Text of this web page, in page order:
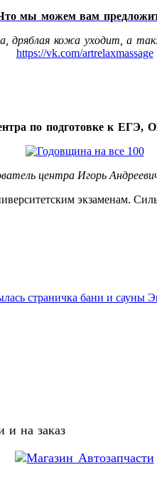
мы можем вам
дряблая кожа уходит, а
https://vk.com/artrelaxmassage
по подготовке к
центра Игорь
экзаменам.
и на заказ